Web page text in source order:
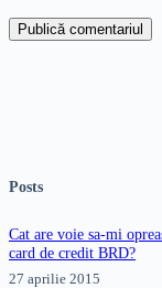
Publică comentariul
Posts
Cat are voie sa-mi
card de credit BRD?
27 aprilie 2015